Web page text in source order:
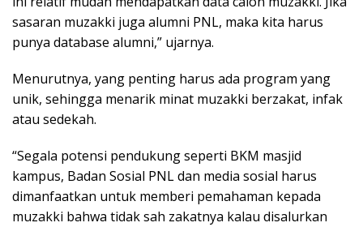
sasaran muzakki juga alumni PNL, maka kita harus
punya database alumni,” ujarnya.
Menurutnya, yang penting harus ada program yang
unik, sehingga menarik minat muzakki berzakat, infak
atau sedekah.
“Segala potensi pendukung seperti BKM masjid
kampus, Badan Sosial PNL dan media sosial harus
dimanfaatkan untuk memberi pemahaman kepada
muzakki bahwa tidak sah zakatnya kalau disalurkan